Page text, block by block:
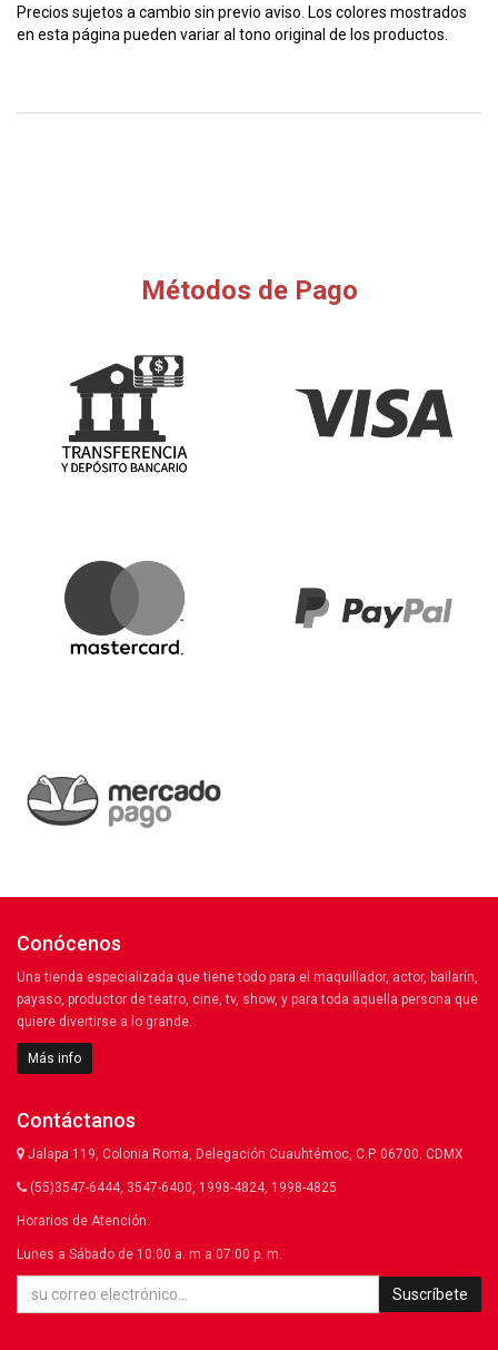
Precios sujetos a cambio sin previo aviso. Los colores mostrados
en esta página pueden variar al tono original de los productos.
Métodos de Pago
Conócenos
Una tienda especializada que tiene todo para el maquillador, actor, bailarín,
payaso, productor de teatro, cine, tv, show, y para toda aquella persona que
quiere divertirse a lo grande.
Más info
Contáctanos
Jalapa 119, Colonia Roma, Delegación Cuauhtémoc, C.P. 06700. CDMX
(55)3547-6444, 3547-6400, 1998-4824, 1998-4825
Horarios de Atención:
Lunes a Sábado de 10:00 a. m a 07:00 p. m.
Suscríbete